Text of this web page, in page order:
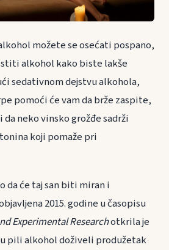
možete se osećati pospano,
alkohol kako biste lakše
sedativnom dejstvu alkohola,
pomoći će vam da brže zaspite,
neko vinsko grožđe sadrži
koji pomaže pri
da će taj san biti miran i
2015. godine u časopisu
Experimental Researchotkrila je
pili alkohol doživeli produžetak